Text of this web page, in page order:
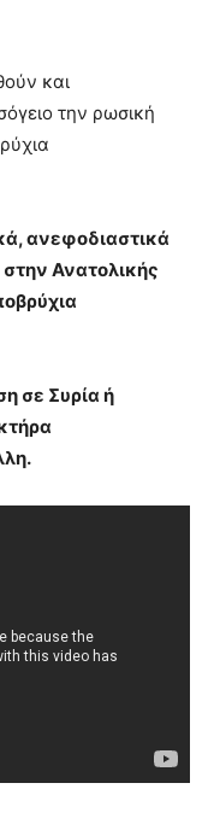
και
την ρωσική
ανεφοδιαστικά
Ανατολικής
σε Συρία ή